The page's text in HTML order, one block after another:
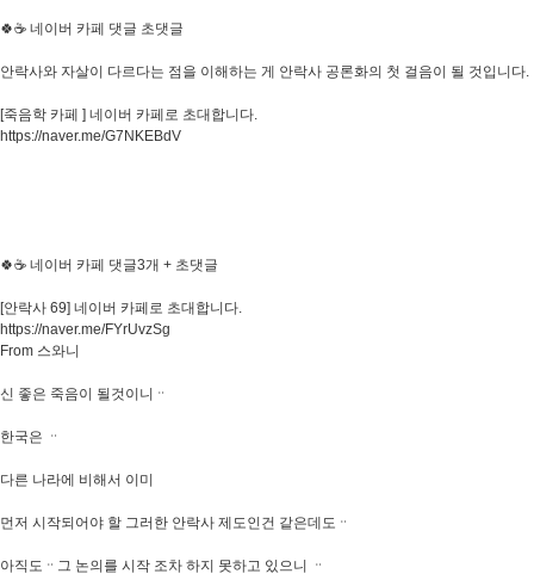
🍀☕ 네이버 카페 댓글 초댓글
안락사와 자살이 다르다는 점을 이해하는 게 안락사 공론화의 첫 걸음이 될 것입니다.
[죽음학 카페 ] 네이버 카페로 초대합니다.
https://naver.me/G7NKEBdV
🍀☕ 네이버 카페 댓글3개 + 초댓글
[안락사 69] 네이버 카페로 초대합니다.
https://naver.me/FYrUvzSg
From 스와니
신 좋은 죽음이 될것이니ᆢ
한국은 ᆢ
다른 나라에 비해서 이미
먼저 시작되어야 할 그러한 안락사 제도인건 같은데도ᆢ
아직도ᆢ그 논의를 시작 조차 하지 못하고 있으니 ᆢ